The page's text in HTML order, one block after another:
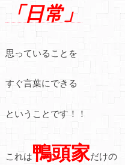
「日常」
思っていることを
すぐ言葉にできる
ということです！！
これは鴨頭家だけの